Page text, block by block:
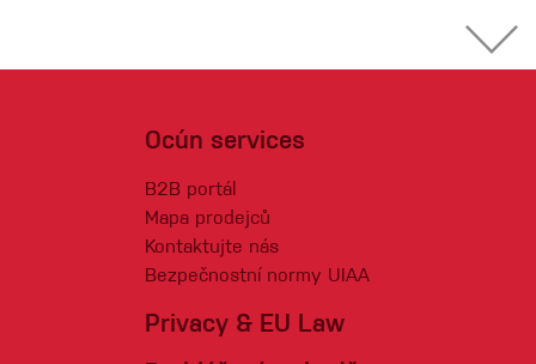
Ocún services
B2B portál
Mapa prodejců
Kontaktujte nás
Bezpečnostní normy UIAA
Privacy & EU Law